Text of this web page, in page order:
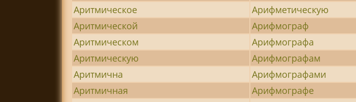
Аритмическое
Арифметическую
Аритмической
Арифмограф
Аритмическом
Арифмографа
Аритмическую
Арифмографам
Аритмична
Арифмографами
Аритмичная
Арифмографе